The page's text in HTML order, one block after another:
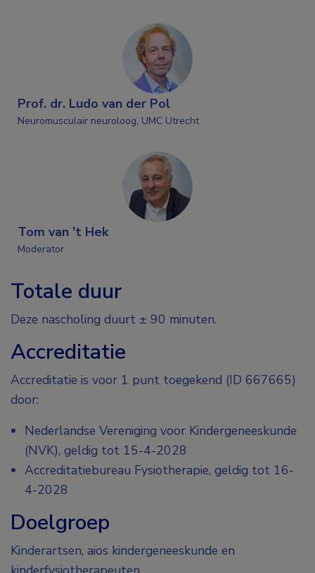
Prof. dr. Ludo van der Pol
Neuromusculair neuroloog, UMC Utrecht
Tom van 't Hek
Moderator
Totale duur
Deze nascholing duurt ± 90 minuten.
Accreditatie
Accreditatie is voor 1 punt toegekend (ID 667665)
door:
Nederlandse Vereniging voor Kindergeneeskunde
(NVK), geldig tot 15-4-2028
Accreditatiebureau Fysiotherapie, geldig tot 16-
4-2028
Doelgroep
Kinderartsen, aios kindergeneeskunde en